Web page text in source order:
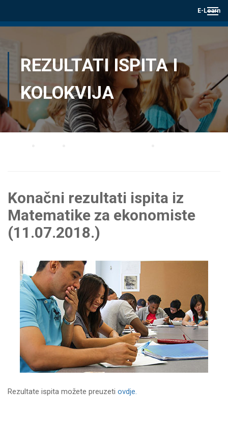
E-Learn
REZULTATI ISPITA I
KOLOKVIJA
Konačni rezultati ispita iz
Matematike za ekonomiste
(11.07.2018.)
Rezultate ispita možete preuzeti ovdje.